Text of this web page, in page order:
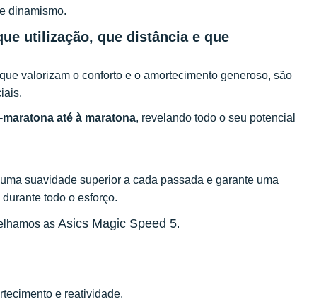
dinamismo.
utilização, que distância e que
que valorizam o conforto e o amortecimento generoso, são
maratona até à maratona, revelando todo o seu potencial
suavidade superior a cada passada e garante uma
todo o esforço.
as Asics Magic Speed 5.
e reatividade.